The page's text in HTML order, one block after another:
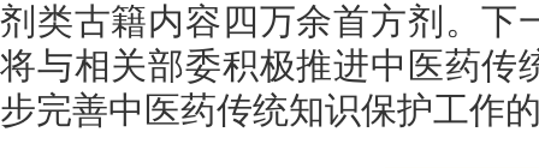
剂类古籍内容四万余首方剂。下
将与相关部委积极推进中医药传
步完善中医药传统知识保护工作